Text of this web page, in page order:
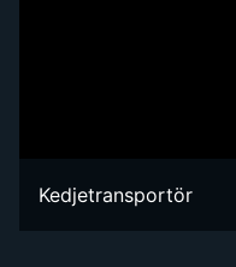
Kedjetransportör